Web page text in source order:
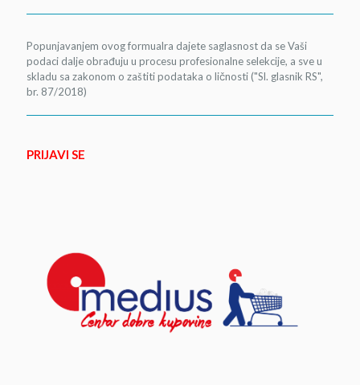
Popunjavanjem ovog formualra dajete saglasnost da se Vaši
podaci dalje obrađuju u procesu profesionalne selekcije, a sve u
skladu sa zakonom o zaštiti podataka o ličnosti ("Sl. glasnik RS",
br. 87/2018)
PRIJAVI SE